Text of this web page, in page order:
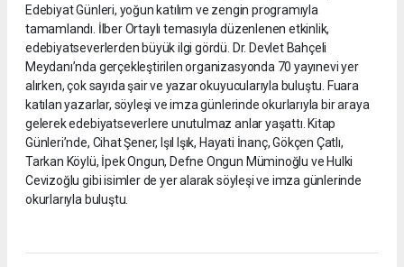
Edebiyat Günleri, yoğun katılım ve zengin programıyla
tamamlandı. İlber Ortaylı temasıyla düzenlenen etkinlik,
edebiyatseverlerden büyük ilgi gördü. Dr. Devlet Bahçeli
Meydanı’nda gerçekleştirilen organizasyonda 70 yayınevi yer
alırken, çok sayıda şair ve yazar okuyucularıyla buluştu. Fuara
katılan yazarlar, söyleşi ve imza günlerinde okurlarıyla bir araya
gelerek edebiyatseverlere unutulmaz anlar yaşattı. Kitap
Günleri’nde, Cihat Şener, Işıl Işık, Hayati İnanç, Gökçen Çatlı,
Tarkan Köylü, İpek Ongun, Defne Ongun Müminoğlu ve Hulki
Cevizoğlu gibi isimler de yer alarak söyleşi ve imza günlerinde
okurlarıyla buluştu.